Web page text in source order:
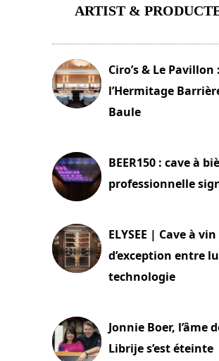
ARTIST &
Ciro’s & Le Pavillon
l’Hermitage
Baule
BEER150 : cave à
professionnelle
ELYSEE | Cave à vin
d’exception entre
technologie
Jonnie Boer, l’âme
Librije s’est éteinte